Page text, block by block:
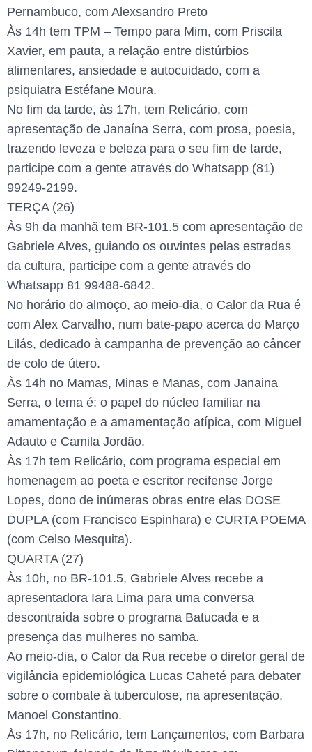
Pernambuco, com Alexsandro Preto
Às 14h tem TPM – Tempo para Mim, com Priscila
Xavier, em pauta, a relação entre distúrbios
alimentares, ansiedade e autocuidado, com a
psiquiatra Estéfane Moura.
No fim da tarde, às 17h, tem Relicário, com
apresentação de Janaína Serra, com prosa, poesia,
trazendo leveza e beleza para o seu fim de tarde,
participe com a gente através do Whatsapp (81)
99249-2199.
TERÇA (26)
Às 9h da manhã tem BR-101.5 com apresentação de
Gabriele Alves, guiando os ouvintes pelas estradas
da cultura, participe com a gente através do
Whatsapp 81 99488-6842.
No horário do almoço, ao meio-dia, o Calor da Rua é
com Alex Carvalho, num bate-papo acerca do Março
Lilás, dedicado à campanha de prevenção ao câncer
de colo de útero.
Às 14h no Mamas, Minas e Manas, com Janaina
Serra, o tema é: o papel do núcleo familiar na
amamentação e a amamentação atípica, com Miguel
Adauto e Camila Jordão.
Às 17h tem Relicário, com programa especial em
homenagem ao poeta e escritor recifense Jorge
Lopes, dono de inúmeras obras entre elas DOSE
DUPLA (com Francisco Espinhara) e CURTA POEMA
(com Celso Mesquita).
QUARTA (27)
Às 10h, no BR-101.5, Gabriele Alves recebe a
apresentadora Iara Lima para uma conversa
descontraída sobre o programa Batucada e a
presença das mulheres no samba.
Ao meio-dia, o Calor da Rua recebe o diretor geral de
vigilância epidemiológica Lucas Caheté para debater
sobre o combate à tuberculose, na apresentação,
Manoel Constantino.
Às 17h, no Relicário, tem Lançamentos, com Barbara